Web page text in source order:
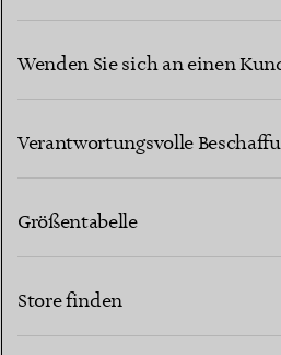
Wenden Sie sich an einen
Verantwortungsvolle
Größentabelle
Store finden